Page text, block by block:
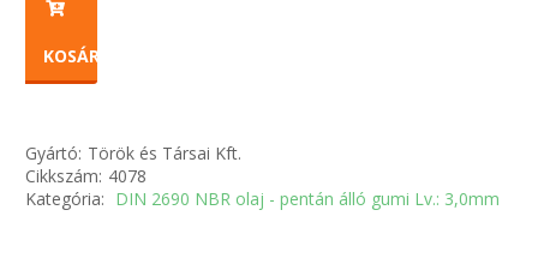
KOSÁRBA
Gyártó: Török és Társai Kft.
Cikkszám: 4078
Kategória: DIN 2690 NBR olaj - pentán álló gumi Lv.: 3,0mm